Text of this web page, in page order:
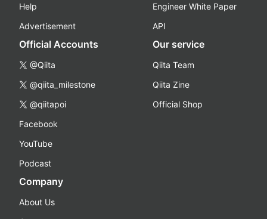
Help
Advertisement
Engineer White Paper
API
Official Accounts
@Qiita
@qiita_milestone
@qiitapoi
Facebook
YouTube
Podcast
Our service
Qiita Team
Qiita Zine
Official Shop
Company
About Us